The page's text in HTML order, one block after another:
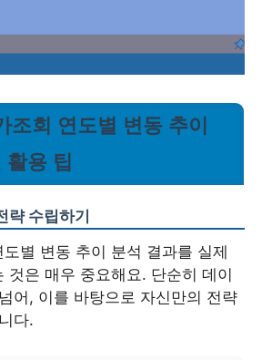
조회 연도별 변동 추이
용 팁
략 수립하기
별 변동 추이 분석 결과를 실제
것은 매우 중요해요. 단순히 데이
어, 이를 바탕으로 자신만의 전략
다.